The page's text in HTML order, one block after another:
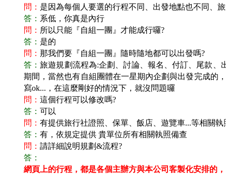
問： 是因為每個人要選的行程不同、出發地點也不同、
答： 系低，你真是內行
問： 所以只能『自組一團』才能成行囉?
答： 是的
問： 那我們要『自組一團』隨時隨地都可以出發嗎?
答：旅遊規劃流程為:企劃、討論、報名、付訂、尾款
期間，當然也有自組團體在一星期內企劃與出發完成的
寫ok...，在這麼剛好的情況下，就沒問題囉
問： 這個行程可以修改嗎?
答： 可以
問： 有提供旅行社證照、保單、飯店、遊覽車...等相關
答： 有，依規定提供 貴單位所有相關執照備查
問： 請詳細說明規劃&流程?
答：
網頁上的行程，都是各個主辦方與本公司客製化安排的，